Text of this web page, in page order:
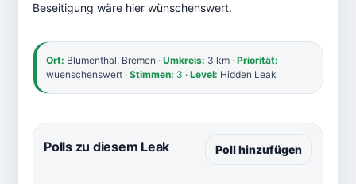
Beseitigung wäre hier wünschenswert.
Ort: Blumenthal, Bremen · Umkreis: 3 km · Priorität:
wuenschenswert · Stimmen: 3 · Level: Hidden Leak
Polls zu diesem Leak Poll hinzufügen